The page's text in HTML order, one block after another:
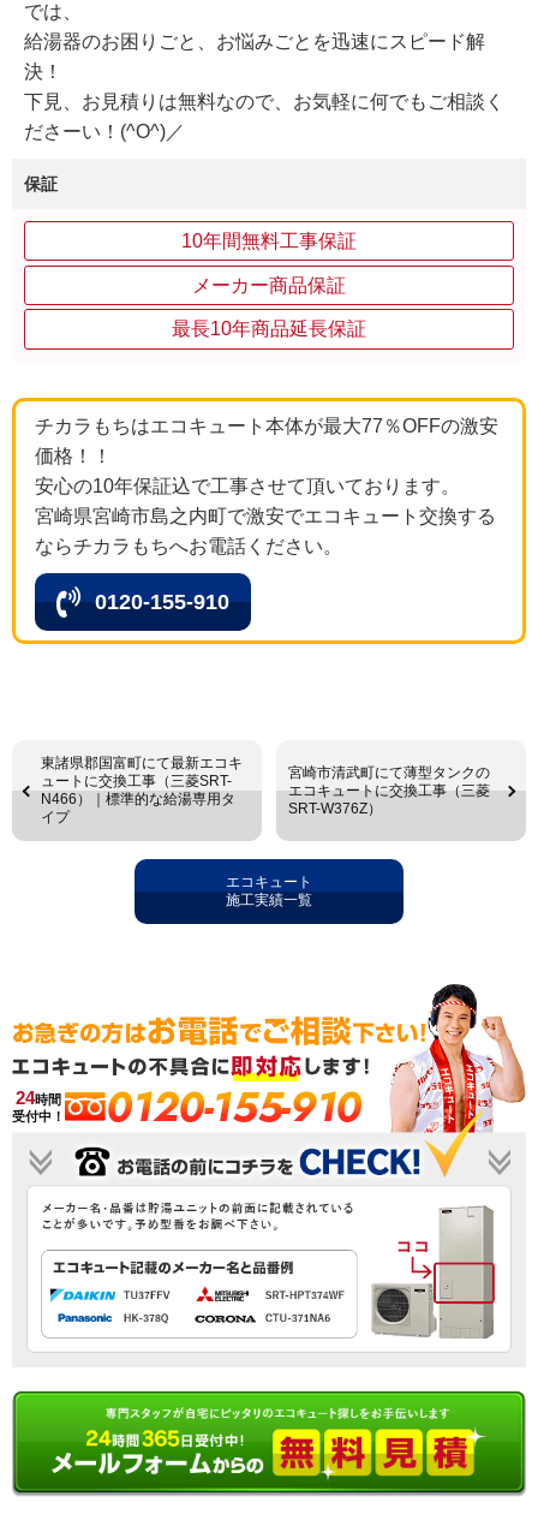
では、
給湯器のお困りごと、お悩みごとを迅速にスピード解
決！
下見、お見積りは無料なので、お気軽に何でもご相談く
ださーい！(^O^)／
保証
10年間無料工事保証
メーカー商品保証
最長10年商品延長保証
チカラもちはエコキュート本体が最大77％OFFの激安
価格！！
安心の10年保証込で工事させて頂いております。
宮崎県宮崎市島之内町で激安でエコキュート交換する
ならチカラもちへお電話ください。
0120-155-910
東諸県郡国富町にて最新エコキ
ュートに交換工事（三菱SRT-
N466）｜標準的な給湯専用タ
イプ
宮崎市清武町にて薄型タンクの
エコキュートに交換工事（三菱
SRT-W376Z）
エコキュート
施工実績一覧
24時間
受付中！
0120-155-910